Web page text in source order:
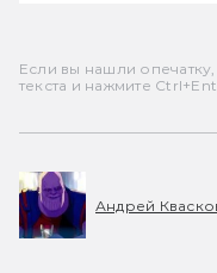
Если вы нашли
текста и нажмите
Андрей